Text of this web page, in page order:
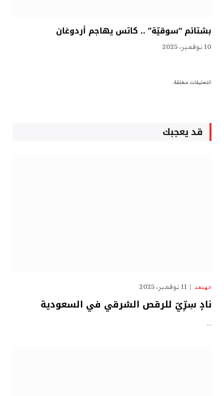
بشتائم “سوقيّة” .. كاتس يهاجم أردوغان
10 نوفمبر، 2025
التعليقات مغلقة.
قد يعجبك
الهدهد 11 نوفمبر، 2025
نادٍ سِرِّيّ للرقص الشرقي في السعودية
…